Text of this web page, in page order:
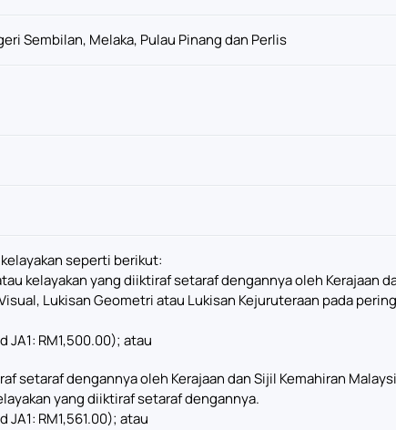
Sembilan, Melaka, Pulau Pinang dan Perlis
seperti berikut:
kelayakan yang diiktiraf setaraf dengannya oleh Kerajaan
Lukisan Geometri atau Lukisan Kejuruteraan pada
JA1: RM1,500.00); atau
setaraf dengannya oleh Kerajaan dan Sijil Kemahiran
yang diiktiraf setaraf dengannya.
JA1: RM1,561.00); atau